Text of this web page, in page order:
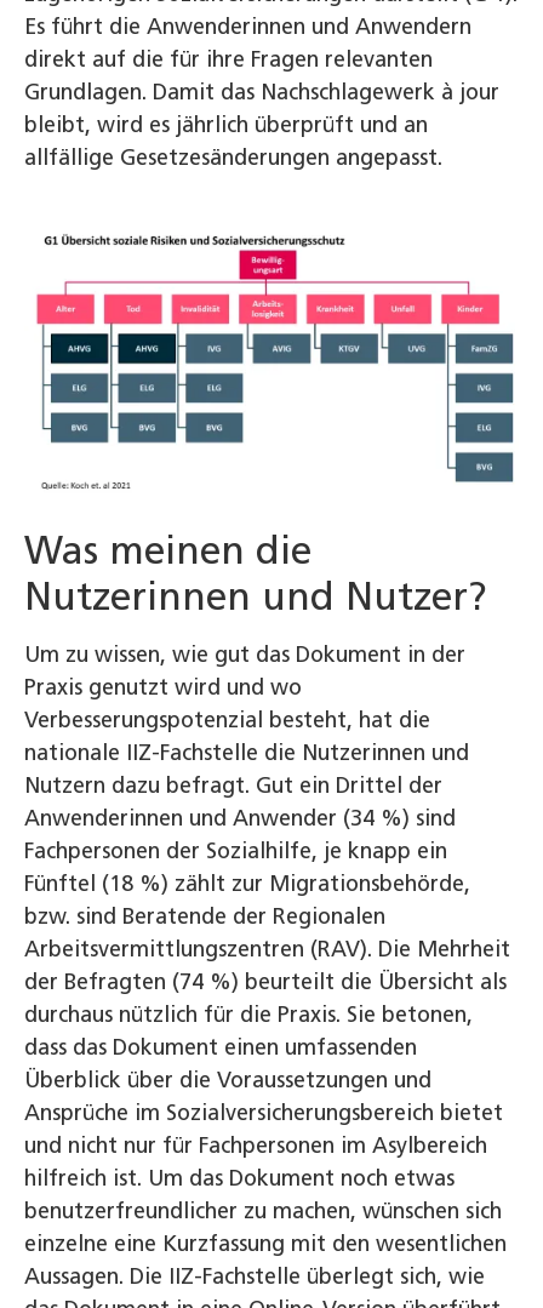
Es führt die Anwenderinnen und Anwendern
direkt auf die für ihre Fragen relevanten
Grundlagen. Damit das Nachschlagewerk à jour
bleibt, wird es jährlich überprüft und an
allfällige Gesetzesänderungen angepasst.
Was meinen die
Nutzerinnen und Nutzer?
Um zu wissen, wie gut das Dokument in der
Praxis genutzt wird und wo
Verbesserungspotenzial besteht, hat die
nationale IIZ-Fachstelle die Nutzerinnen und
Nutzern dazu befragt. Gut ein Drittel der
Anwenderinnen und Anwender (34 %) sind
Fachpersonen der Sozialhilfe, je knapp ein
Fünftel (18 %) zählt zur Migrationsbehörde,
bzw. sind Beratende der Regionalen
Arbeitsvermittlungszentren (RAV). Die Mehrheit
der Befragten (74 %) beurteilt die Übersicht als
durchaus nützlich für die Praxis. Sie betonen,
dass das Dokument einen umfassenden
Überblick über die Voraussetzungen und
Ansprüche im Sozialversicherungsbereich bietet
und nicht nur für Fachpersonen im Asylbereich
hilfreich ist. Um das Dokument noch etwas
benutzerfreundlicher zu machen, wünschen sich
einzelne eine Kurzfassung mit den wesentlichen
Aussagen. Die IIZ-Fachstelle überlegt sich, wie